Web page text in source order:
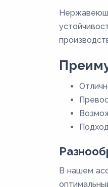
В нашем